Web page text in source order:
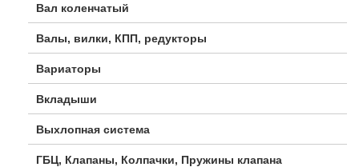
Вал коленчатый
Валы, вилки, КПП, редукторы
Вариаторы
Вкладыши
Выхлопная система
ГБЦ, Клапаны, Колпачки, Пружины клапана